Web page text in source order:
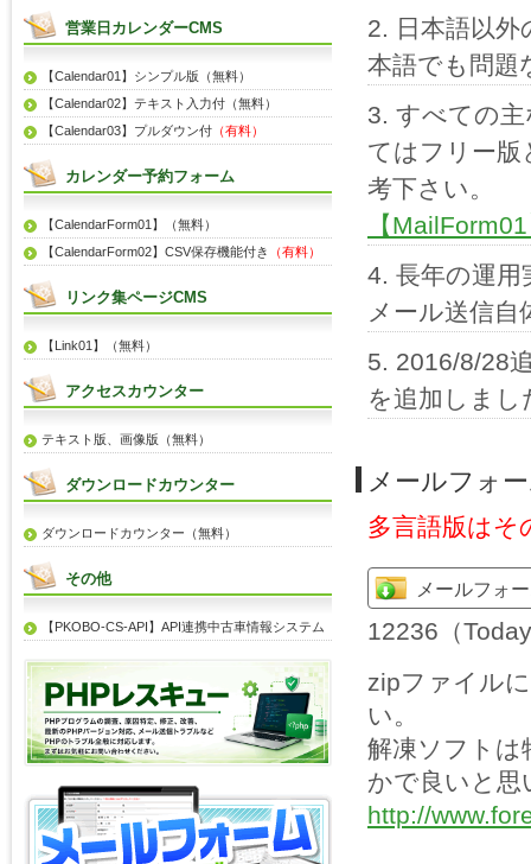
日本語以
本語でも問題
すべての
てはフリー版
考下さい。
【
長年の運
メール送信
2016/8/28
を追加しま
メールフォ
多言語版はそ
メールフォ
12236（
zipファイル
い。
解凍ソフトは
かで良いと思
http://
営業日カレンダーCMS
【Calendar01】シンプル版（無料）
【Calendar02】テキスト入力付（無料）
【Calendar03】プルダウン付 （有料）
カレンダー予約フォーム
【CalendarForm01】（無料）
【CalendarForm02】CSV保存機能付き
（有料）
リンク集ページCMS
【Link01】（無料）
アクセスカウンター
テキスト版、画像版（無料）
ダウンロードカウンター
ダウンロードカウンター（無料）
その他
【PKOBO-CS-API】API連携中古車情報システム